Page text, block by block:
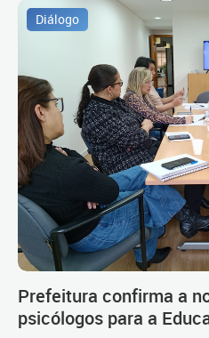
Diálogo
Prefeitura confirma a
psicólogos para a